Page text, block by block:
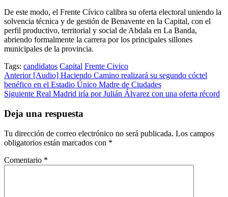
​De este modo, el Frente Cívico calibra su oferta electoral uniendo la
solvencia técnica y de gestión de Benavente en la Capital, con el
perfil productivo, territorial y social de Abdala en La Banda,
abriendo formalmente la carrera por los principales sillones
municipales de la provincia.
Tags: candidatos Capital Frente Civico
Post
navigation
Anterior[Audio] Haciendo Camino realizará su segundo cóctel
benéfico en el Estadio Único Madre de Ciudades
Siguiente Real Madrid iría por Julián Álvarez con una oferta récord
Deja una respuesta
Tu dirección de correo electrónico no será publicada. Los campos
obligatorios están marcados con *
Comentario *